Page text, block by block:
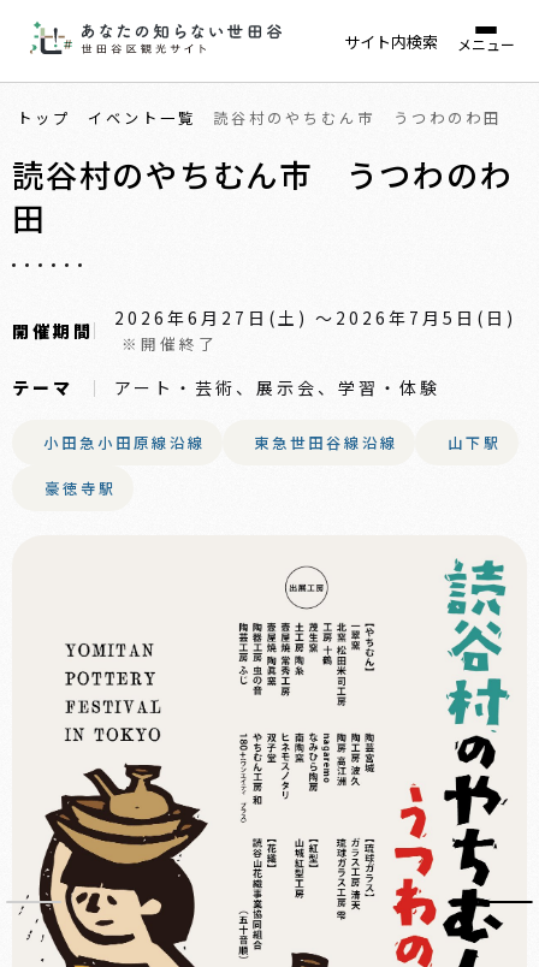
サイト内検索 メニュー
トップ イベント一覧 読谷村のやちむん市 うつわのわ田
読谷村のやちむん市 うつわのわ
田
開催期間
2026年6月27日(土) 〜2026年7月5日(日)
※開催終了
テーマ アート・芸術、展示会、学習・体験
小田急小田原線沿線 東急世田谷線沿線 山下駅
豪徳寺駅